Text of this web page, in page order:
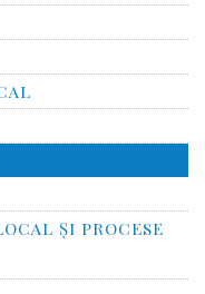
ȘI PROCESE